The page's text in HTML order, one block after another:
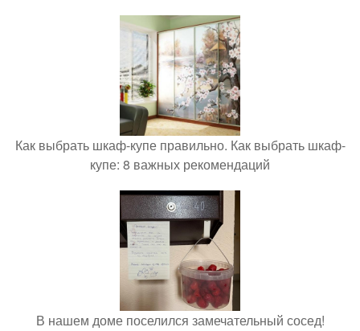
Как выбрать шкаф-купе правильно. Как выбрать шкаф-
купе: 8 важных рекомендаций
В нашем доме поселился замечательный сосед!